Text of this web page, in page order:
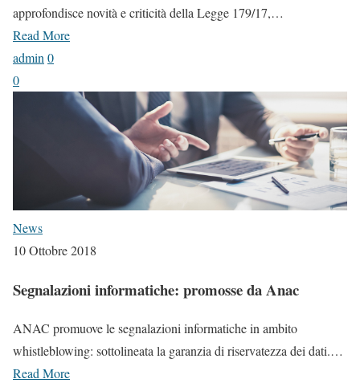
approfondisce novità e criticità della Legge 179/17,…
Read More
admin0
0
News
10 Ottobre 2018
Segnalazioni informatiche: promosse da Anac
ANAC promuove le segnalazioni informatiche in ambito
whistleblowing: sottolineata la garanzia di riservatezza dei dati.…
Read More